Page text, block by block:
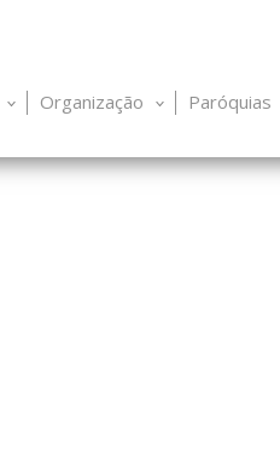
Organização Paróquias